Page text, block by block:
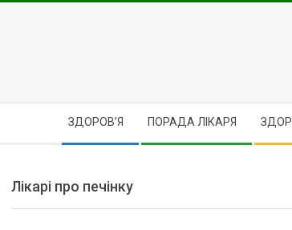
ЗДОРОВ’Я ПОРАДА ЛІКАРЯ
Лікарі про печінку